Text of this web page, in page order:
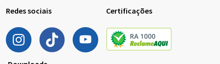
Redes sociais Certificações